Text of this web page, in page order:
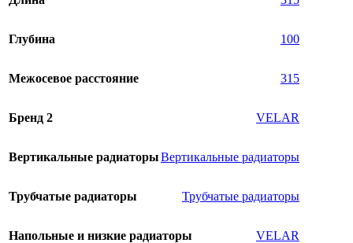
Глубина 100
Межосевое расстояние 315
Бренд 2 VELAR
Вертикальные радиаторыВертикальные радиаторы
Трубчатые радиаторы Трубчатые радиаторы
Напольные и низкие радиаторы
VELAR